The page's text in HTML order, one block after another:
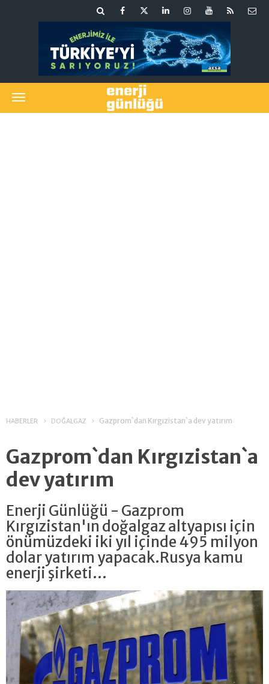
HABERLER DOĞALGAZ Gazprom`dan Kırgızistan`a dev yatırım
Gazprom`dan Kırgızistan`a
dev yatırım
Enerji Günlüğü - Gazprom
Kırgızistan'ın doğalgaz altyapısı için
önümüzdeki iki yıl içinde 495 milyon
dolar yatırım yapacak.Rusya kamu
enerji şirketi...